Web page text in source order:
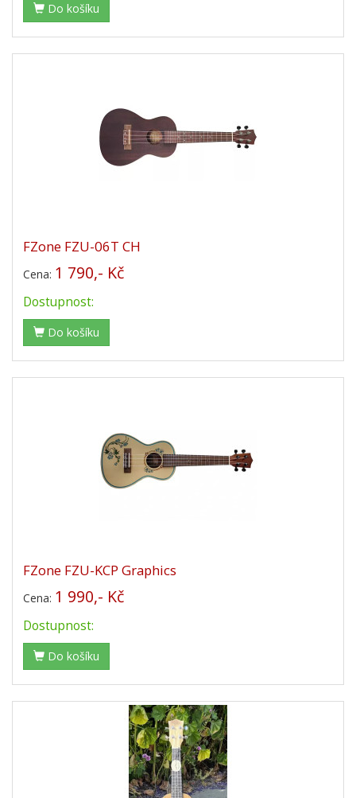
Do košíku
FZone FZU-06T CH
Cena: 1 790,- Kč
Dostupnost:
Do košíku
FZone FZU-KCP Graphics
Cena: 1 990,- Kč
Dostupnost:
Do košíku